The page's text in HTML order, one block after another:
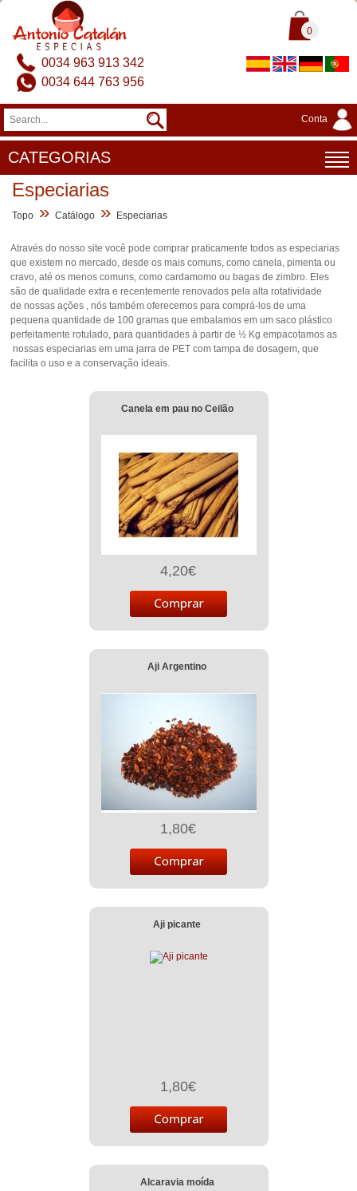
0
0034 963 913 342
0034 644 763 956
Conta
CATEGORIAS
Especiarias
Topo » Catálogo » Especiarias
Através do nosso site você pode comprar praticamente todos as especiarias
que existem no mercado, desde os mais comuns, como canela, pimenta ou
cravo, até os menos comuns, como cardamomo ou bagas de zimbro. Eles
são de qualidade extra e recentemente renovados pela alta rotatividade
de nossas ações , nós também oferecemos para comprá-los de uma
pequena quantidade de 100 gramas que embalamos em um saco plástico
perfeitamente rotulado, para quantidades à partir de ½ Kg empacotamos as
nossas especiarias em uma jarra de PET com tampa de dosagem, que
facilita o uso e a conservação ideais.
Canela em pau no Ceilão
4,20€
Aji Argentino
1,80€
Aji picante
1,80€
Alcaravia moída